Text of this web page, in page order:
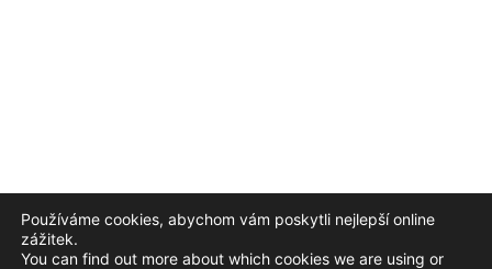
© 2026 – Český institut pro akreditaci, o.p.s.
Používáme cookies, abychom vám poskytli nejlepší online
zážitek.
You can find out more about which cookies we are using or